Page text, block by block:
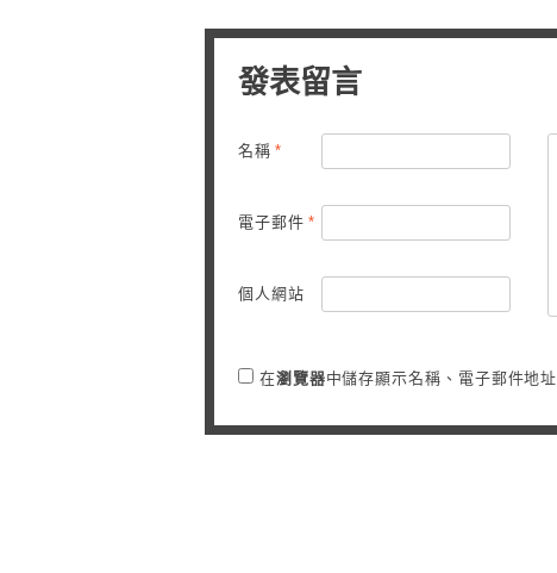
發表留言
名稱 *
電子郵件 *
個人網站
在瀏覽器中儲存顯示名稱、電子郵件地